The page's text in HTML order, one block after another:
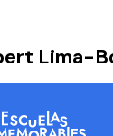
Lima-